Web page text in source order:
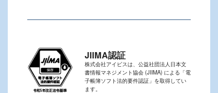
JIIMA認証
株式会社アイビスは、公益社団法人日本文
書情報マネジメント協会 (JIIMA) による「電
子帳簿ソフト法的要件認証」を取得してい
ます。